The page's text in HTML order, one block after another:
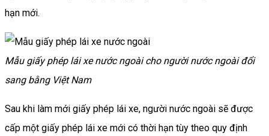
hạn mới.
Mẫu giấy phép lái xe nước ngoài cho người nước ngoài đổi
sang bằng Việt Nam
Sau khi làm mới giấy phép lái xe, người nước ngoài sẽ được
cấp một giấy phép lái xe mới có thời hạn tùy theo quy định